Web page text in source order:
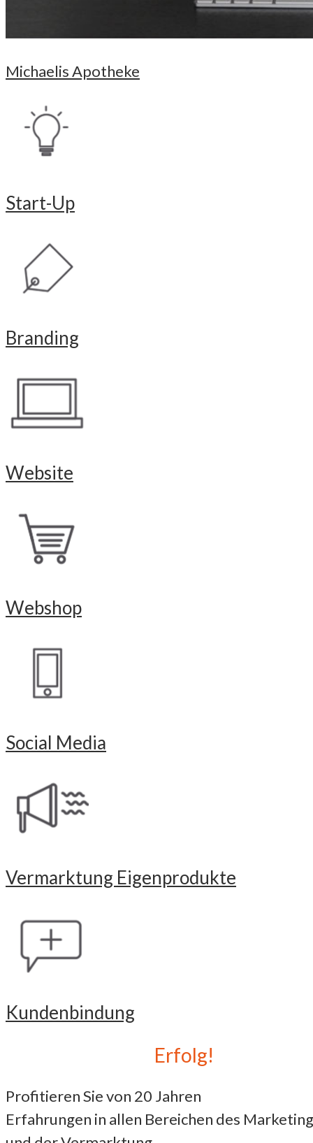
Michaelis Apotheke
Start-Up
Branding
Website
Webshop
Social Media
Vermarktung Eigenprodukte
Kundenbindung
Erfolg!
Profitieren Sie von 20 Jahren
Erfahrungen in allen Bereichen des